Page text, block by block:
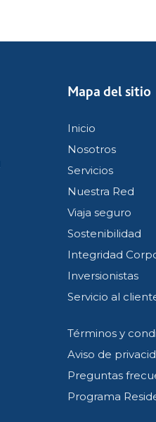
Mapa del sitio
Inicio
Nosotros
Servicios
Nuestra Red
Viaja seguro
Sostenibilidad
Integridad
Inversionistas
Servicio al
Términos y
Aviso de
Preguntas
Programa